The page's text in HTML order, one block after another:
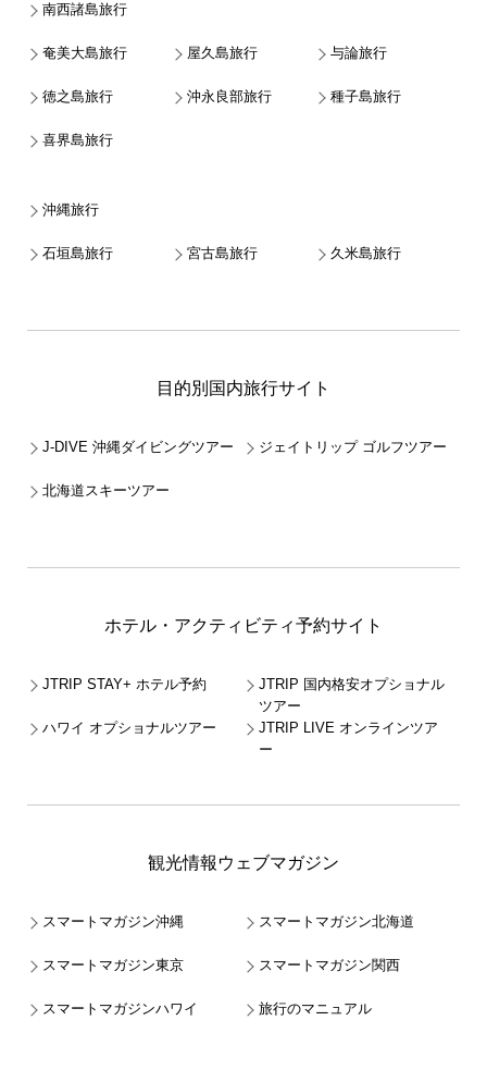
南西諸島旅行
奄美大島旅行 屋久島旅行 与論旅行
徳之島旅行 沖永良部旅行 種子島旅行
喜界島旅行
沖縄旅行
石垣島旅行 宮古島旅行 久米島旅行
目的別国内旅行サイト
J-DIVE 沖縄ダイビングツアー ジェイトリップ ゴルフツアー
北海道スキーツアー
ホテル・アクティビティ予約サイト
JTRIP STAY+ ホテル予約
JTRIP 国内格安オプショナル
ツアー
ハワイ オプショナルツアー
JTRIP LIVE オンラインツア
ー
観光情報ウェブマガジン
スマートマガジン沖縄 スマートマガジン北海道
スマートマガジン東京 スマートマガジン関西
スマートマガジンハワイ 旅行のマニュアル